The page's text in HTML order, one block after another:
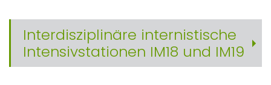
Interdisziplinäre internistische
Intensivstationen IM18 und IM19